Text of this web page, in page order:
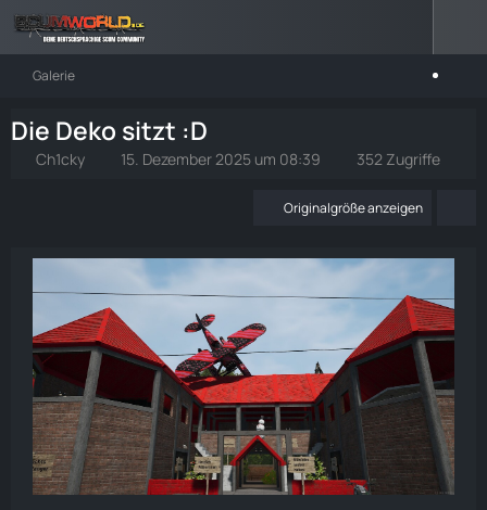
Galerie
Die Deko sitzt :D
Ch1cky 15. Dezember 2025 um 08:39 352 Zugriffe
Originalgröße anzeigen